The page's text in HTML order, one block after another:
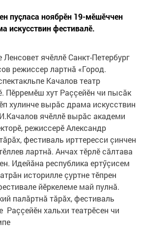
пуçласа ноябрӗн 19-мӗшӗччен
искусствин фестивалӗ.
ячӗллӗ Санкт-Петербург
режиссер лартнă «Город.
Качалов театр
Пӗрремӗш хут Раççейӗн чи пысăк
хулинче вырăс драма искусствин
ячӗллӗ вырăс академи
режиссерӗ Александр
фестиваль ирттересси çинчен
лартнă. Анчах тӗрлӗ сăлтава
Идейăна республика ертӳçисем
историлле çуртне тӗпрен
йӗркелеме май пулнă.
палăртнă тăрăх, фестиваль
Раççейӗн хальхи театрӗсен чи